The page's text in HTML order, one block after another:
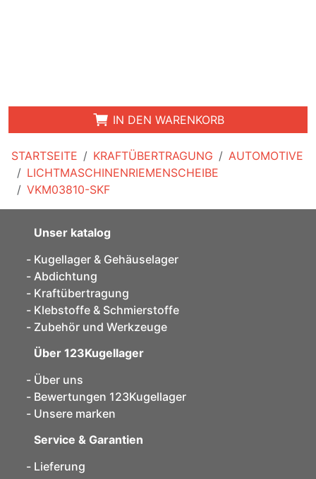
STARTSEITE KRAFTÜBERTRAGUNG
AUTOMOTIVE
LICHTMASCHINENRIEMENSCHEIBE
VKM03810-SKF
IN DEN WARENKORB
Unser katalog
Kugellager & Gehäuselager
Abdichtung
Kraftübertragung
Klebstoffe & Schmierstoffe
Zubehör und Werkzeuge
Über 123Kugellager
Über uns
Bewertungen 123Kugellager
Unsere marken
Service & Garantien
Lieferung